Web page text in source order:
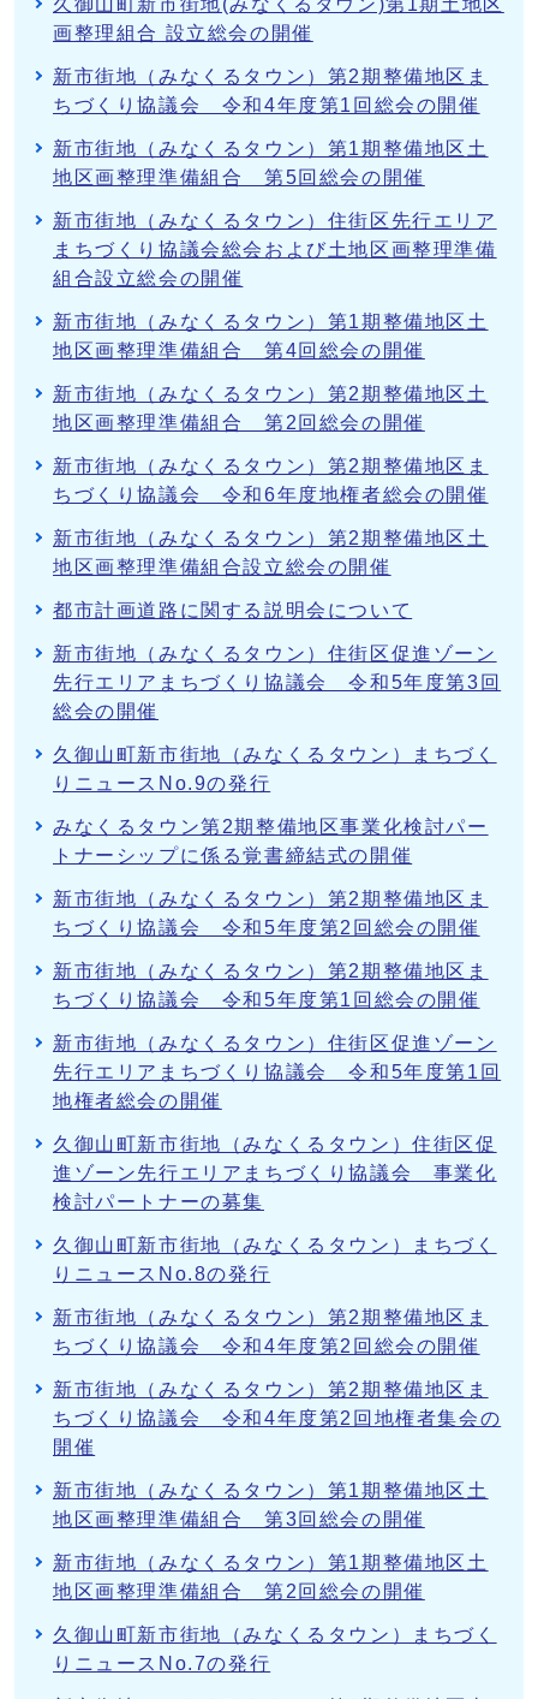
画整理組合 設立総会の開催
新市街地（みなくるタウン）第2期整備地区ま
ちづくり協議会 令和4年度第1回総会の開催
新市街地（みなくるタウン）第1期整備地区土
地区画整理準備組合 第5回総会の開催
新市街地（みなくるタウン）住街区先行エリア
まちづくり協議会総会および土地区画整理準備
組合設立総会の開催
新市街地（みなくるタウン）第1期整備地区土
地区画整理準備組合 第4回総会の開催
新市街地（みなくるタウン）第2期整備地区土
地区画整理準備組合 第2回総会の開催
新市街地（みなくるタウン）第2期整備地区ま
ちづくり協議会 令和6年度地権者総会の開催
新市街地（みなくるタウン）第2期整備地区土
地区画整理準備組合設立総会の開催
都市計画道路に関する説明会について
新市街地（みなくるタウン）住街区促進ゾーン
先行エリアまちづくり協議会 令和5年度第3回
総会の開催
久御山町新市街地（みなくるタウン）まちづく
りニュースNo.9の発行
みなくるタウン第2期整備地区事業化検討パー
トナーシップに係る覚書締結式の開催
新市街地（みなくるタウン）第2期整備地区ま
ちづくり協議会 令和5年度第2回総会の開催
新市街地（みなくるタウン）第2期整備地区ま
ちづくり協議会 令和5年度第1回総会の開催
新市街地（みなくるタウン）住街区促進ゾーン
先行エリアまちづくり協議会 令和5年度第1回
地権者総会の開催
久御山町新市街地（みなくるタウン）住街区促
進ゾーン先行エリアまちづくり協議会 事業化
検討パートナーの募集
久御山町新市街地（みなくるタウン）まちづく
りニュースNo.8の発行
新市街地（みなくるタウン）第2期整備地区ま
ちづくり協議会 令和4年度第2回総会の開催
新市街地（みなくるタウン）第2期整備地区ま
ちづくり協議会 令和4年度第2回地権者集会の
開催
新市街地（みなくるタウン）第1期整備地区土
地区画整理準備組合 第3回総会の開催
新市街地（みなくるタウン）第1期整備地区土
地区画整理準備組合 第2回総会の開催
久御山町新市街地（みなくるタウン）まちづく
りニュースNo.7の発行